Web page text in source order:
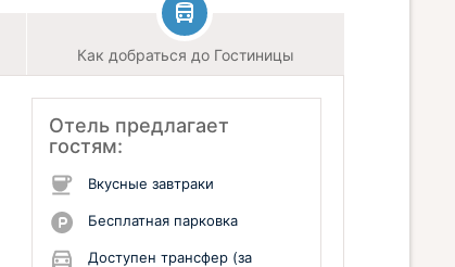
Как добраться до Гостиницы
Отель предлагает
гостям:
Вкусные завтраки
Бесплатная парковка
Доступен трансфер (за